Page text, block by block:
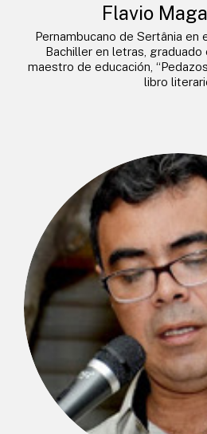
Flavio
Pernambucano de Sertânia en
Bachiller en letras,
maestro de educación,
libro